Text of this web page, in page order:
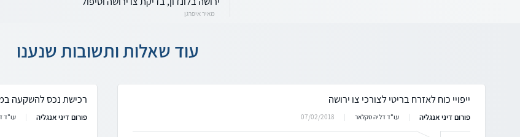
מאיר איפרגן
עוד שאלות ותשובות שנענו
ייפויי כוח לאזרח בריטי לצורכי צו ירושה
פורום דיני אנגליה עו"ד דליה סקלאר 07/02/2018
רכישת נכס להשקעה
פורום דיני אנגליה עו"ד